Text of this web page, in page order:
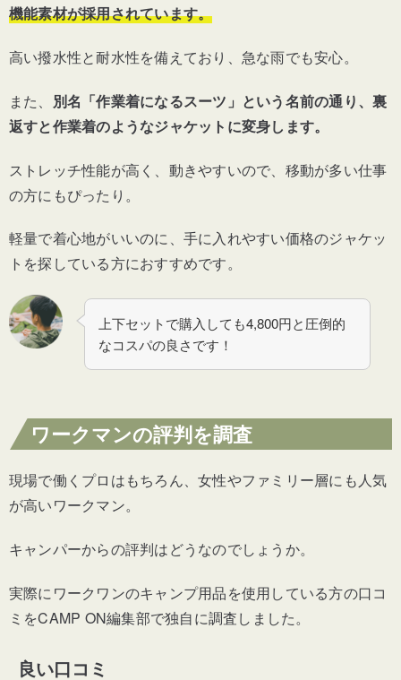
機能素材が採用されています。
高い撥水性と耐水性を備えており、急な雨でも安心。
また、 別名「作業着になるスーツ」という名前の通り、裏
返すと作業着のようなジャケットに変身します。
ストレッチ性能が高く、動きやすいので、移動が多い仕事
の方にもぴったり。
軽量で着心地がいいのに、手に入れやすい価格のジャケッ
トを探している方におすすめです。
上下セットで購入しても4,800円と圧倒的
なコスパの良さです！
ワークマンの評判を調査
現場で働くプロはもちろん、女性やファミリー層にも人気
が高いワークマン。
キャンパーからの評判はどうなのでしょうか。
実際にワークワンのキャンプ用品を使用している方の口コ
ミをCAMP ON編集部で独自に調査しました。
良い口コミ